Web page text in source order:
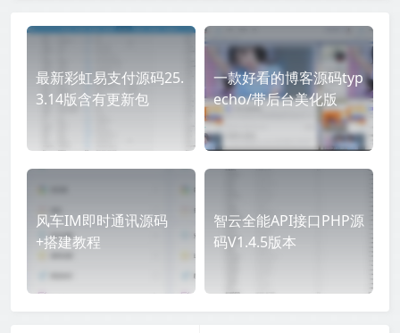
最新彩虹易支付源码25.
3.14版含有更新包
一款好看的博客源码typ
echo/带后台美化版
风车IM即时通讯源码
+搭建教程
智云全能API接口PHP源
码V1.4.5版本